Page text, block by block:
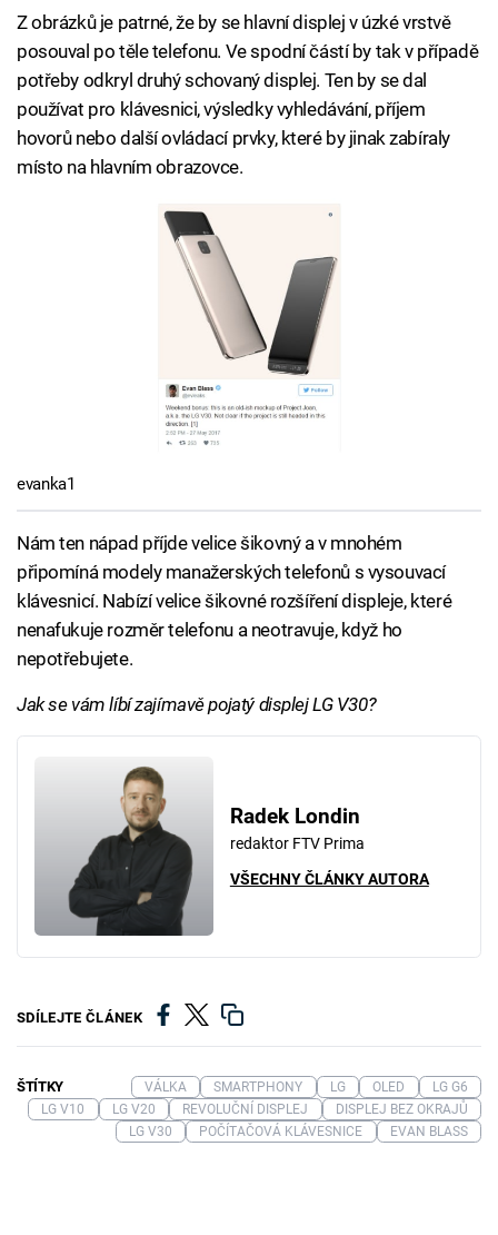
Z obrázků je patrné, že by se hlavní displej v úzké vrstvě
posouval po těle telefonu. Ve spodní částí by tak v případě
potřeby odkryl druhý schovaný displej. Ten by se dal
používat pro klávesnici, výsledky vyhledávání, příjem
hovorů nebo další ovládací prvky, které by jinak zabíraly
místo na hlavním obrazovce.
evanka1
Nám ten nápad příjde velice šikovný a v mnohém
připomíná modely manažerských telefonů s vysouvací
klávesnicí. Nabízí velice šikovné rozšíření displeje, které
nenafukuje rozměr telefonu a neotravuje, když ho
nepotřebujete.
Jak se vám líbí zajímavě pojatý displej LG V30?
Radek Londin
redaktor FTV Prima
VŠECHNY ČLÁNKY AUTORA
SDÍLEJTE ČLÁNEK
ŠTÍTKY VÁLKA SMARTPHONY LG OLED
LG G6
LG V10
LG V20 REVOLUČNÍ DISPLEJ
DISPLEJ BEZ OKRAJŮ
LG V30
POČÍTAČOVÁ KLÁVESNICE EVAN BLASS